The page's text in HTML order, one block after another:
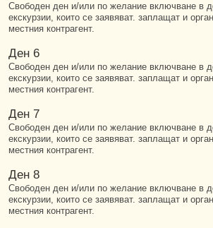
Свободен ден и/или по желание включване в
екскурзии, които се заявяват. заплащат и
местния контрагент.
Ден 6
Свободен ден и/или по желание включване в
екскурзии, които се заявяват. заплащат и
местния контрагент.
Ден 7
Свободен ден и/или по желание включване в
екскурзии, които се заявяват. заплащат и
местния контрагент.
Ден 8
Свободен ден и/или по желание включване в
екскурзии, които се заявяват. заплащат и
местния контрагент.